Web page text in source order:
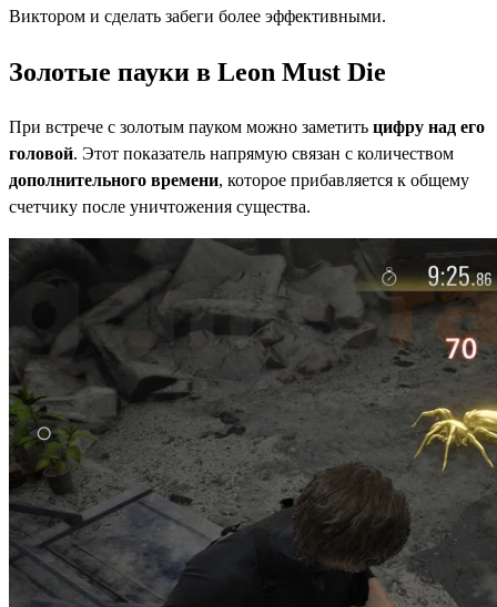
Виктором и сделать забеги более эффективными.
Золотые пауки в Leon Must Die
При встрече с золотым пауком можно заметить цифру над его
головой. Этот показатель напрямую связан с количеством
дополнительного времени, которое прибавляется к общему
счетчику после уничтожения существа.